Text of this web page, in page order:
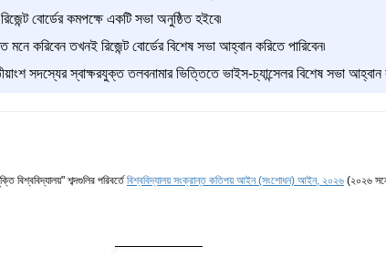
বোর্ডের কমপক্ষে একটি সভা অনুষ্ঠিত হইবে৷
করিবেন তখনই রিজেন্ট বোর্ডের বিশেষ সভা আহ্বান করিতে পারিবেন৷
সদস্যের স্বাক্ষরযুক্ত তলবনামার ভিত্তিতে ভাইস-চ্যান্সেলর বিশেষ সভা আহ্বান
বিশ্ববিদ্যালয়" শব্দগুলির পরিবর্তেবিশ্ববিদ্যালয় সংক্রান্ত কতিপয় আইন (সংশোধন) আইন, ২০২৬ (২০২৬